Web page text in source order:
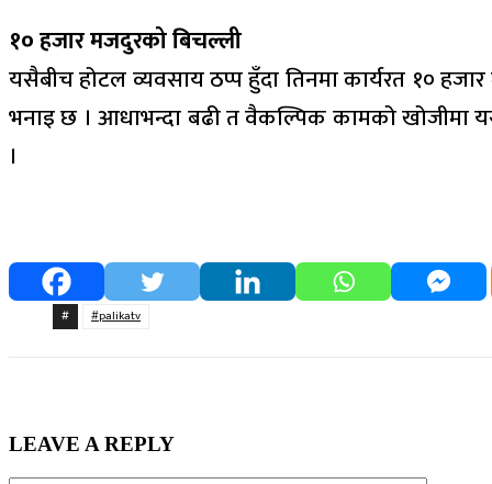
१० हजार मजदुरको बिचल्ली
यसैबीच होटल व्यवसाय ठप्प हुँदा तिनमा कार्यरत १०
भनाइ छ । आधाभन्दा बढी त वैकल्पिक कामको खोजीमा
।
# #palikatv
LEAVE A REPLY